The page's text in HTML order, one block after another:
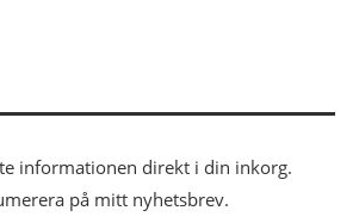
informationen direkt i din inkorg.
på mitt nyhetsbrev.